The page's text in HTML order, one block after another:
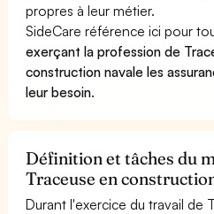
propres à leur métier.
SideCare référence ici pour
exerçant la profession de
construction navale les
leur besoin.
Définition et tâches du
Traceuse en
Durant l'exercice du travail de